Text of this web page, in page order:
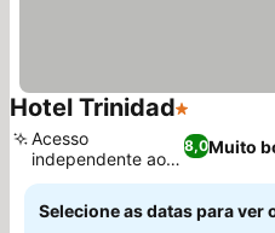
Hotel Trinidad1 Estrelas
8,0Muito
Acesso
independente ao
quarto
Selecione as datas para ver